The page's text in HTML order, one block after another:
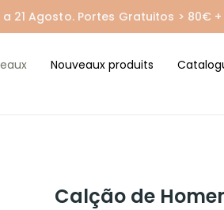
21 Agosto. Portes Gratuitos > 80€
Nouveaux produits
Calção de